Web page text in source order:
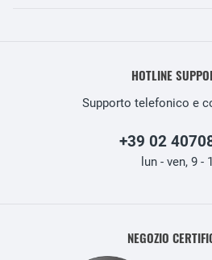
HOTLINE
Supporto telefonico e
+39 02
lun - ven, 9 -
NEGOZIO